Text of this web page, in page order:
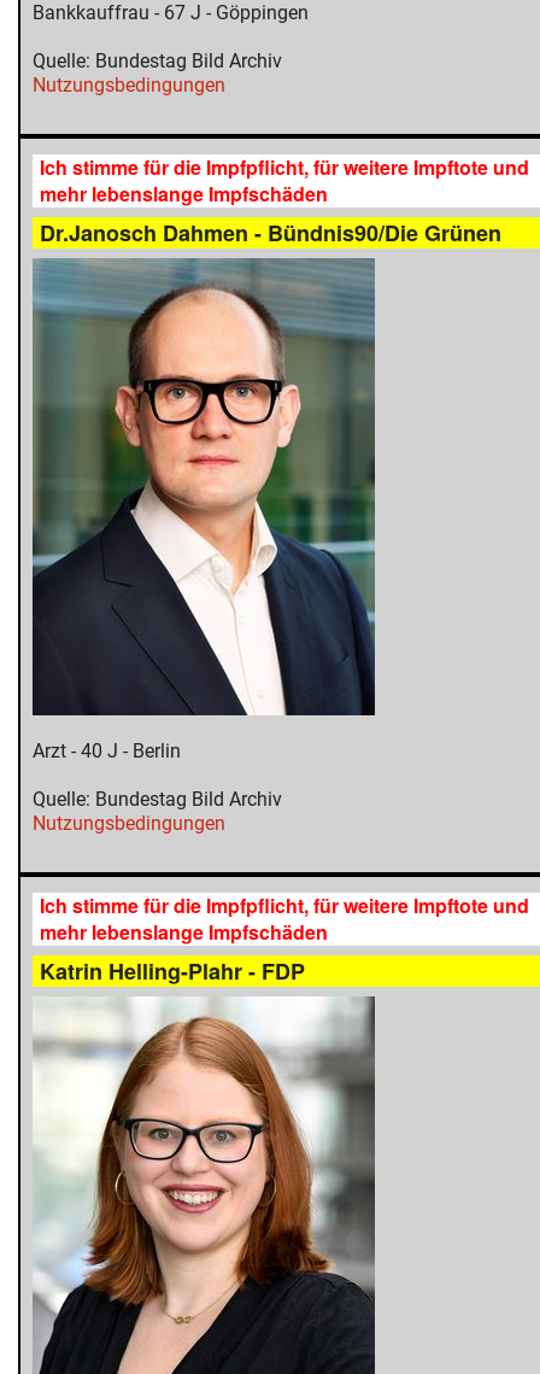
Bankkauffrau - 67 J - Göppingen
Quelle: Bundestag Bild Archiv
Nutzungsbedingungen
Ich stimme für die Impfpflicht, für weitere Impftote und
mehr lebenslange Impfschäden
Dr.Janosch Dahmen - Bündnis90/Die Grünen
Arzt - 40 J - Berlin
Quelle: Bundestag Bild Archiv
Nutzungsbedingungen
Ich stimme für die Impfpflicht, für weitere Impftote und
mehr lebenslange Impfschäden
Katrin Helling-Plahr - FDP